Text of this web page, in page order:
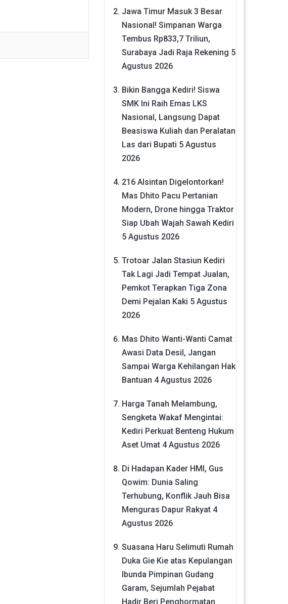
Jawa Timur Masuk 3 Besar
Nasional! Simpanan Warga
Tembus Rp833,7 Triliun,
Surabaya Jadi Raja Rekening 5
Agustus 2026
Bikin Bangga Kediri! Siswa
SMK Ini Raih Emas LKS
Nasional, Langsung Dapat
Beasiswa Kuliah dan Peralatan
Las dari Bupati 5 Agustus
2026
216 Alsintan Digelontorkan!
Mas Dhito Pacu Pertanian
Modern, Drone hingga Traktor
Siap Ubah Wajah Sawah Kediri
5 Agustus 2026
Trotoar Jalan Stasiun Kediri
Tak Lagi Jadi Tempat Jualan,
Pemkot Terapkan Tiga Zona
Demi Pejalan Kaki 5 Agustus
2026
Mas Dhito Wanti-Wanti Camat
Awasi Data Desil, Jangan
Sampai Warga Kehilangan Hak
Bantuan 4 Agustus 2026
Harga Tanah Melambung,
Sengketa Wakaf Mengintai:
Kediri Perkuat Benteng Hukum
Aset Umat 4 Agustus 2026
Di Hadapan Kader HMI, Gus
Qowim: Dunia Saling
Terhubung, Konflik Jauh Bisa
Menguras Dapur Rakyat 4
Agustus 2026
Suasana Haru Selimuti Rumah
Duka Gie Kie atas Kepulangan
Ibunda Pimpinan Gudang
Garam, Sejumlah Pejabat
Hadir Beri Penghormatan